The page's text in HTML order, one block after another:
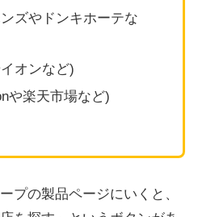
ズやドンキホーテな
オンなど)
や楽天市場など)
プの製品ページにいくと、